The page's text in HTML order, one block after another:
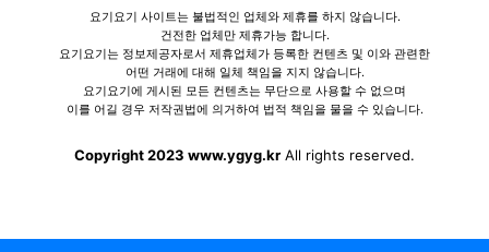
요기요기 사이트는 불법적인 업체와 제휴를 하지 않습니다.
건전한 업체만 제휴가능 합니다.
요기요기는 정보제공자로서 제휴업체가 등록한 컨텐츠 및 이와 관련한
어떤 거래에 대해 일체 책임을 지지 않습니다.
요기요기에 게시된 모든 컨텐츠는 무단으로 사용할 수 없으며
이를 어길 경우 저작권법에 의거하여 법적 책임을 물을 수 있습니다.
Copyright 2023 www.ygyg.kr All rights reserved.